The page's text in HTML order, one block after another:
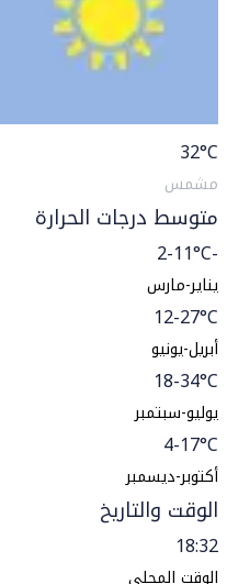
32°C
مشمس
متوسط درجات الحرارة
-2-11°C
يناير-مارس
12-27°C
أبريل-يونيو
18-34°C
يوليو-سبتمبر
4-17°C
أكتوبر-ديسمبر
الوقت والتاريخ
18:32
الوقت المحلي